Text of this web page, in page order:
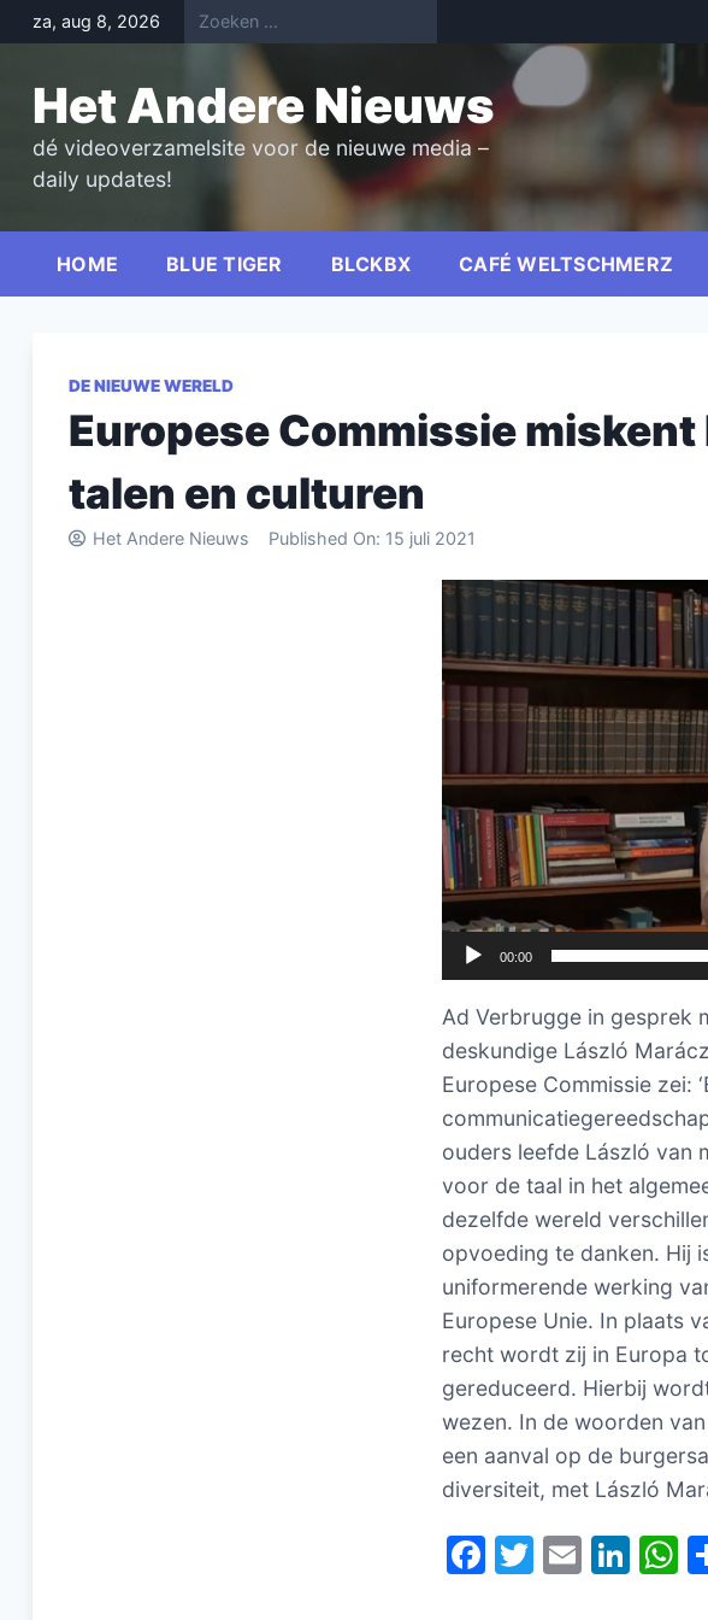
Skip
to
za, aug 8, 2026
Het Andere Nieuws
dé videoverzamelsite voor de nieuwe media –
daily updates!
HOME BLUE TIGER BLCKBX CAFÉ WELTSCHMERZ
DE NIEUWE WERELD
Europese Commissie
talen en culturen
Het Andere Nieuws Published On: 15 juli 2021
Videospeler
00:00
Ad Verbrugge in gesprek
deskundige László
Europese Commissie zei:
ouders leefde László van
voor de taal in het
dezelfde wereld
opvoeding te danken. Hij
uniformerende werking
Europese Unie. In plaats
recht wordt zij in Europa
gereduceerd. Hierbij
wezen. In de woorden
een aanval op de
diversiteit, met László
F
T
E
Li